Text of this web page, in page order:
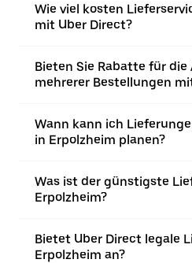
Wie viel kosten
mit Uber Direct?
Bieten Sie Rabatte für
mehrerer Bestellungen
Wann kann ich
in Erpolzheim planen?
Was ist der günstigste
Erpolzheim?
Bietet Uber Direct legale
Erpolzheim an?